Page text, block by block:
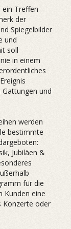
ein Treffen
der
Spiegelbilder
und
soll
in einem
und
werden
bestimmte
Jubiläen &
für die
Kunden eine
Konzerte oder